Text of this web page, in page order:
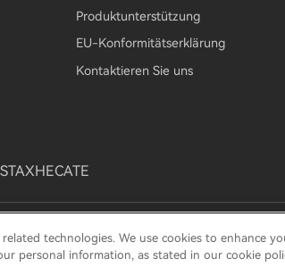
Produktunterstützung
EU-Konformitätserklärung
Kontaktieren Sie uns
STAXHECATE
Cookie-Hinweis Garantiebedingungen
technologies. We use cookies to enhance
personal information, as stated in our cookie